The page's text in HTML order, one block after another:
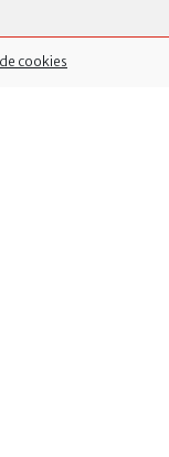
cookies